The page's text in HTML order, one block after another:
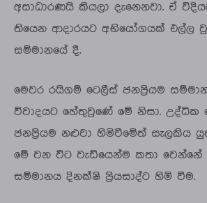
අසාධාරණයි කියලා දැනෙනවා. ඒ
තියෙන ආදාරයට අභියෝගයක් එල්ල
සම්මානයේ දී.
මෙවර රයිගම් ටෙලීස් ජනප්‍රියම
විවාදයට හේතුවුණේ මේ නිසා. උද්ධික
ජනප්‍රියම නළුවා හිමිවීමේත් සැලකිය
මේ වන විට වැඩියෙන්ම කතා වෙන්නේ
සම්මානය දිනක්ෂි ප්‍රියසාද්ට හිමි වීම.